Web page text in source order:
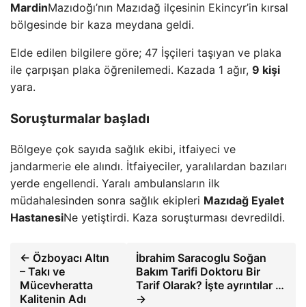
MardinMazıdoğı’nın Mazıdağ ilçesinin Ekincyr’in kırsal
bölgesinde bir kaza meydana geldi.
Elde edilen bilgilere göre; 47 İşçileri taşıyan ve plaka
ile çarpışan plaka öğrenilemedi. Kazada 1 ağır, 9 kişi
yara.
Soruşturmalar başladı
Bölgeye çok sayıda sağlık ekibi, itfaiyeci ve
jandarmerie ele alındı. İtfaiyeciler, yaralılardan bazıları
yerde engellendi. Yaralı ambulansların ilk
müdahalesinden sonra sağlık ekipleri Mazıdağ Eyalet
HastanesiNe yetiştirdi. Kaza soruşturması devredildi.
← Özboyacı Altın
– Takı ve
Mücevheratta
Kalitenin Adı
İbrahim Saracoglu Soğan
Bakım Tarifi Doktoru Bir
Tarif Olarak? İşte ayrıntılar …
→